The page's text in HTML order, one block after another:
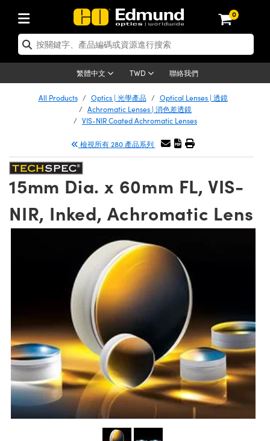
0
繁體中文 TWD 聯絡我們
| 光學產品
| 反射鏡
Diffusers | 窗鏡或擴散片
| 偏振光學元件
| 光學組装
Components | SCHOTT 光學
| 紅外線光學產品
| 光纖
| 雷射光學
Optics | 雷射光學
| 雷射透鏡
| 超快光學
Assemblies | 雷射光學元件組装
Shaping | 雷射光束整形
| 雷射分光鏡
| 雷射顯微鏡
Isolators | 晶體和隔離器
| 雷射偏光片
| 雷射稜鏡
| 光機組件
System | 光學籠式系統
Mounts | 台式光學安裝座
and Breadboards | 光學平臺和
| 電動平臺
and Slides | 平臺和滑塊
| 顯微鏡
| Mitutoyo 物鏡
| Olympus 物鏡
| Nikon 物鏡
| ZEISS 物鏡
Objectives
Objectives | 有限共軛物鏡
| 反射物鏡
Cameras
Lighting |顯微鏡照明
體視顯微鏡系統
Filters | 顯微鏡濾光片
| 雷射
and Electronics | 雷射量
| 雷射防護
| 雷射用光機模組
| 實驗室和生產線
Lenses | 成像鏡頭
Lenses | 定焦鏡頭
| 遠心鏡頭
(S-Mount Lenses) | M12 鏡頭 (S 接
Magnification Lenses
| 顯微鏡物鏡
Lenses for Harsh Environments
and Advanced
| 影視製作和高級攝影
Accessories | 成像鏡頭配件
| 相機
Cameras | Gigabit乙太網相
Cameras | Teledyne Dalsa 相
Cameras | Allied Vision 相機
Cameras | IDS 相機
Labs Cameras™ | Lucid Vision
| Pixelink 相機
and Illumination | 照明
Lighting | 機器視覺光源
|顯微鏡照明
Lighting | 寬譜光源
| 其他光源
Targets | 測試板
Targets | 解析度測試板
Targets | 畸變測試版
& Stage Micrometers | 圖像分
Level Test Targets | 色卡測試板
| USAF 測試版
and Detection | 測試與監測
| 光學度量
Solutions | 機器視覺方案
測器
| 光度計
and Roughness Standards | 表面
Tools | 量測工具
Components | 主動光學元件
and Detection
and Production | 實驗室和生產
| 清潔用品
Handling Tools | 零件夾持用品
| 光學膠
Products | Acktar 黑色吸光
| 暗室器材
Accessories | UV固化設備
| 雷射防護
性裝置
Production
用選購
Imaging
Imaging
Processing
Tomography
By Brand
Products | 新品專區
Lenses
| 清倉品
| 清倉光學產品
| 清倉光機組件
| 清倉顯微鏡
| 清倉相機
| 清倉照明
and Detection
and Production | 清倉實驗室
Products | 重新認證產品
| 重新認證光學產品
| 重新認證光機組
| 重新認證雷射
| 重新認證顯微鏡
| 重新認證照明
and Detection
and Production | 重新認證實
用品
All Products Optics | 光學產品
Optical Lenses | 透鏡
Achromatic Lenses | 消色差透鏡
VIS-NIR Coated Achromatic Lenses
檢視所有 280 產品系列
15mm Dia. x 60mm FL, VIS-
NIR, Inked, Achromatic Lens